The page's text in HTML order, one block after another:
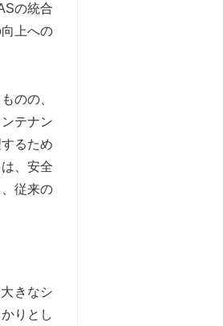
の統合
上への
のの、
テナン
るため
、安全
従来の
きなシ
りとし